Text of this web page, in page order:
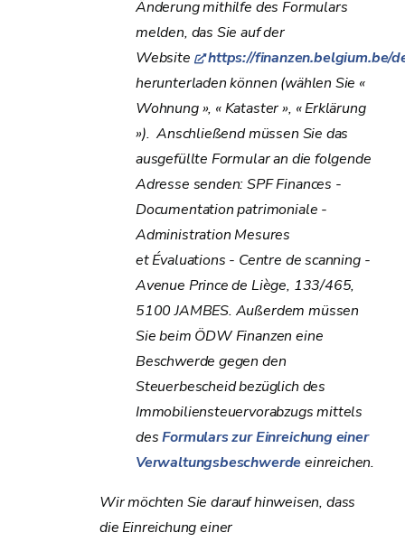
Änderung mithilfe des Formulars
melden, das Sie auf der
Website
https://finanzen.belgium.be/
herunterladen können (wählen Sie «
Wohnung », « Kataster », « Erklärung
»). Anschließend müssen Sie das
ausgefüllte Formular an die folgende
Adresse senden: SPF Finances -
Documentation patrimoniale -
Administration Mesures
et Évaluations - Centre de scanning -
Avenue Prince de Liège, 133/465,
5100 JAMBES. Außerdem müssen
Sie beim ÖDW Finanzen eine
Beschwerde gegen den
Steuerbescheid bezüglich des
Immobiliensteuervorabzugs mittels
desFormulars zur Einreichung einer
Verwaltungsbeschwerdeeinreichen.
Wir möchten Sie darauf hinweisen, dass
die Einreichung einer